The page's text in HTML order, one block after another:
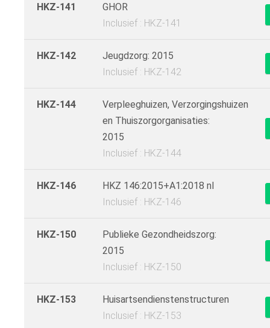
HKZ-141
GHOR
Inclusief : HKZ-141
HKZ-142
Jeugdzorg: 2015
Inclusief : HKZ-142
HKZ-144
Verpleeghuizen, Verzorgingshuizen
en Thuiszorgorganisaties:
2015
Inclusief : HKZ-144
HKZ-146
HKZ 146:2015+A1:2018 nl
Inclusief : HKZ-146
HKZ-150
Publieke Gezondheidszorg:
2015
Inclusief : HKZ-150
HKZ-153
Huisartsendienstenstructuren
Inclusief : HKZ-153